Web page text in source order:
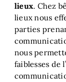
lieux. Chez
lieux nous
parties
nous
faiblesses de